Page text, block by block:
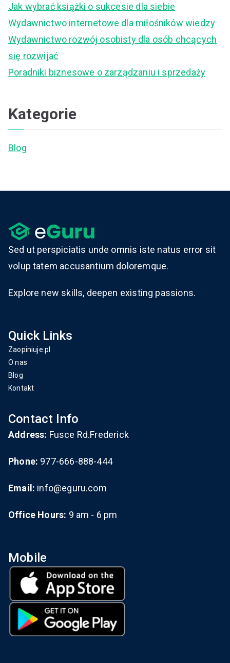
Jak wybrać książki o sukcesie dla siebie
Wydawnictwo internetowe dla miłośników wiedzy
Wydawnictwo rozwój osobisty dla osób chcących
się rozwijać
Poradniki biznesowe o zarządzaniu i sprzedaży
Kategorie
Blog
Sed ut perspiciatis unde omnis iste natus error sit
volup tatem accusantium doloremque.
Explore new skills, deepen existing passions.
Quick Links
Zaopiniuje.pl
O nas
Blog
Kontakt
Contact Info
Address: Fusce Rd.Frederick
Phone: 977-666-888-444
Email: info@eguru.com
Office Hours: 9 am - 6 pm
Mobile